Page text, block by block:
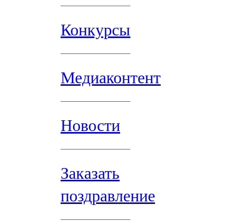
Конкурсы
Медиаконтент
Новости
Заказать
поздравление